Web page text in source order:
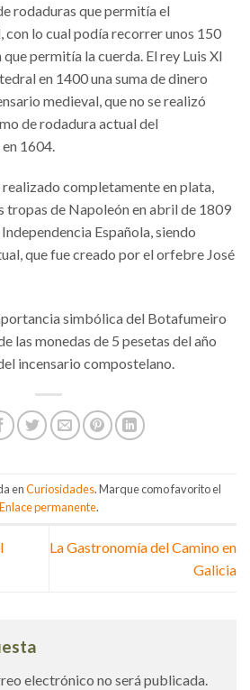
rodaduras que permitía el
lo cual podía recorrer unos 150
permitía la cuerda. El rey Luis XI
en 1400 una suma de dinero
medieval, que no se realizó
de rodadura actual del
1604.
realizado completamente en plata,
tropas de Napoleón en abril de 1809
Española, siendo
que fue creado por el orfebre José
simbólica del Botafumeiro
las monedas de 5 pesetas del año
incensario compostelano.
enCuriosidades. Marque como favorito el
Enlace permanente.
La Gastronomía del Camino en
Galicia
electrónico no será publicada.